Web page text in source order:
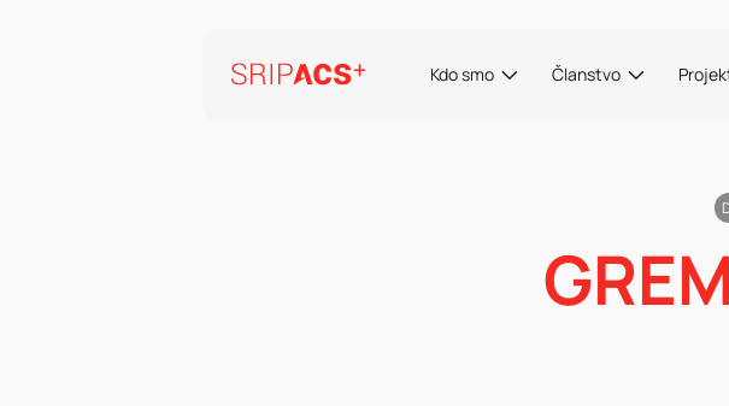
Kdo smo Članstvo